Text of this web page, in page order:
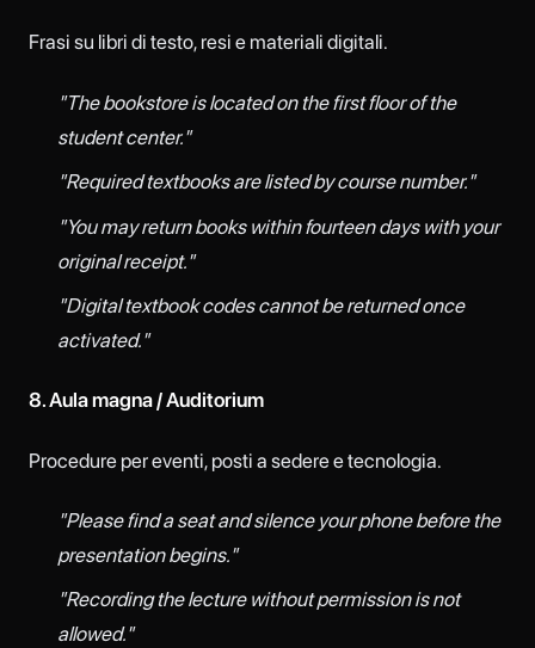
Frasi su libri di testo, resi e materiali digitali.
"The bookstore is located on the first floor of the
student center."
"Required textbooks are listed by course number."
"You may return books within fourteen days with your
original receipt."
"Digital textbook codes cannot be returned once
activated."
8. Aula magna / Auditorium
Procedure per eventi, posti a sedere e tecnologia.
"Please find a seat and silence your phone before the
presentation begins."
"Recording the lecture without permission is not
allowed."